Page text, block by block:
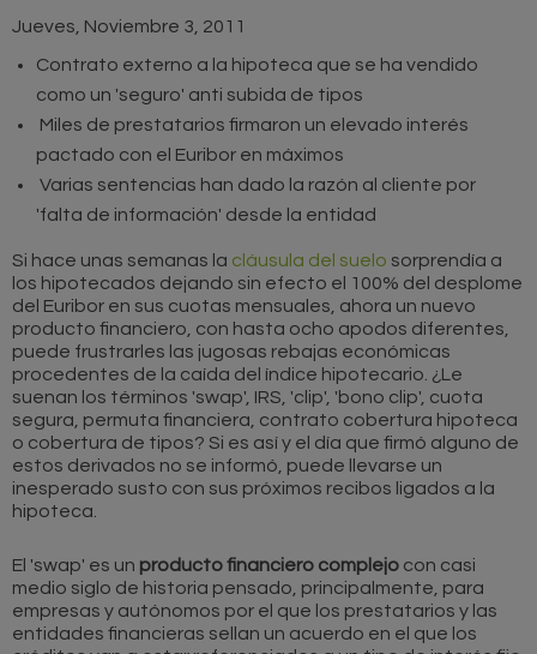
Jueves, Noviembre 3, 2011
Contrato externo a la hipoteca que se ha vendido
como un 'seguro' anti subida de tipos
Miles de prestatarios firmaron un elevado interés
pactado con el Euribor en máximos
Varias sentencias han dado la razón al cliente por
'falta de información' desde la entidad
Si hace unas semanas la cláusula del suelo sorprendía a
los hipotecados dejando sin efecto el 100% del desplome
del Euribor en sus cuotas mensuales, ahora un nuevo
producto financiero, con hasta ocho apodos diferentes,
puede frustrarles las jugosas rebajas económicas
procedentes de la caída del índice hipotecario. ¿Le
suenan los términos 'swap', IRS, 'clip', 'bono clip', cuota
segura, permuta financiera, contrato cobertura hipoteca
o cobertura de tipos? Si es así y el día que firmó alguno de
estos derivados no se informó, puede llevarse un
inesperado susto con sus próximos recibos ligados a la
hipoteca.
El 'swap' es un producto financiero complejo con casi
medio siglo de historia pensado, principalmente, para
empresas y autónomos por el que los prestatarios y las
entidades financieras sellan un acuerdo en el que los